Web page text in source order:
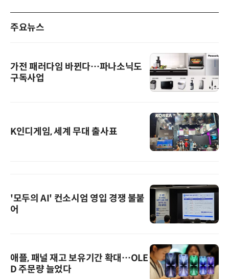
주요뉴스
가전 패러다임 바뀐다…파나소닉도
구독사업
K인디게임, 세계 무대 출사표
'모두의 AI' 컨소시엄 영입 경쟁 불붙
어
애플, 패널 재고 보유기간 확대…OLE
D 주문량 늘었다